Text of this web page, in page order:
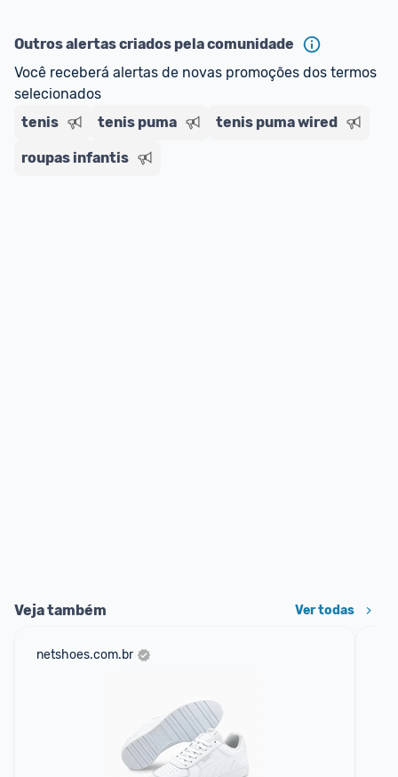
Outros alertas criados pela comunidade
Você receberá alertas de novas promoções dos termos
selecionados
tenis
tenis puma tenis puma wired
roupas infantis
Veja também Ver todas
netshoes.com.br